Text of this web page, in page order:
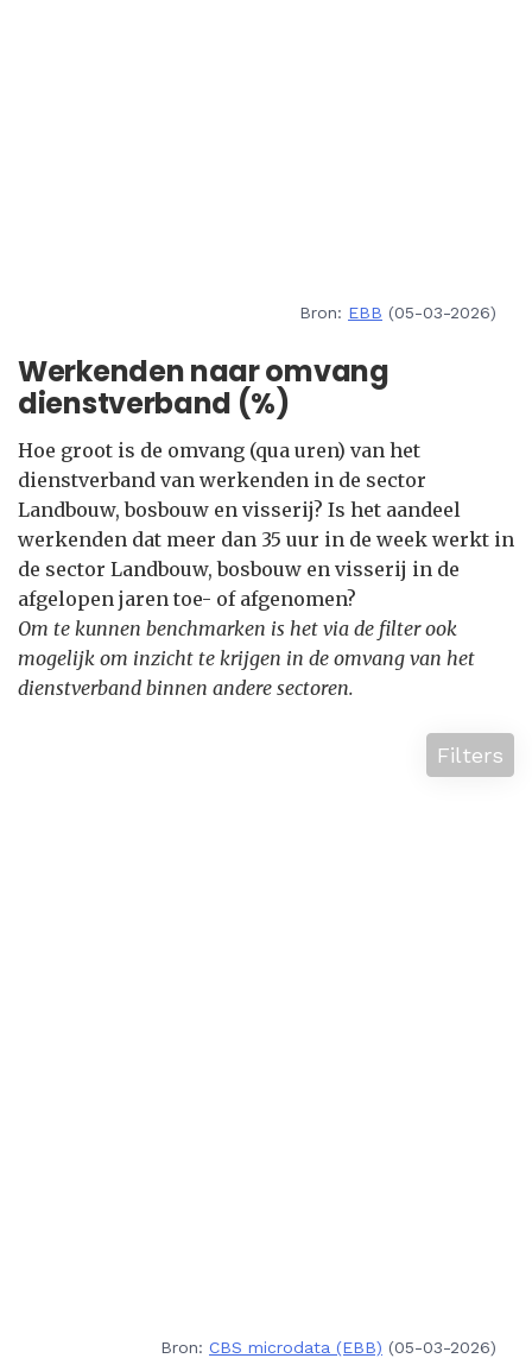
Bron: EBB (05-03-2026)
Werkenden naar omvang
dienstverband (%)
Hoe groot is de omvang (qua uren) van het
dienstverband van werkenden in de sector
Landbouw, bosbouw en visserij? Is het aandeel
werkenden dat meer dan 35 uur in de week werkt in
de sector Landbouw, bosbouw en visserij in de
afgelopen jaren toe- of afgenomen?
Om te kunnen benchmarken is het via de filter ook
mogelijk om inzicht te krijgen in de omvang van het
dienstverband binnen andere sectoren.
Filters
Bron: CBS microdata (EBB) (05-03-2026)